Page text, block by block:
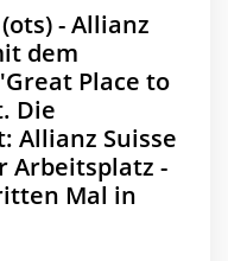
- Allianz
dem
Place to
Die
Allianz Suisse
Arbeitsplatz -
Mal in